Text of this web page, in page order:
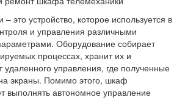
это устройство, которое используется в
и управления различными
Оборудование собирает
процессах, хранит их и
удаленного управления, где полученные
экраны. Помимо этого, шкаф
выполнять автономное управление